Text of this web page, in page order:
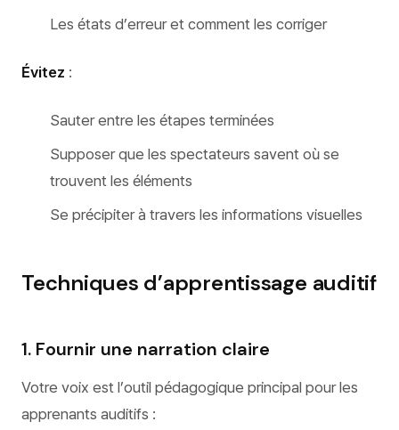
Les états d’erreur et comment les corriger
Évitez :
Sauter entre les étapes terminées
Supposer que les spectateurs savent où se
trouvent les éléments
Se précipiter à travers les informations visuelles
Techniques d’apprentissage auditif
1. Fournir une narration claire
Votre voix est l’outil pédagogique principal pour les
apprenants auditifs :